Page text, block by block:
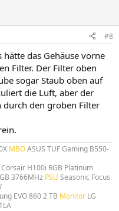
#8
das Gehäuse vorne
Filter. Der Filter oben
sogar Staub oben auf
die Luft, aber der
den groben Filter
MBOASUS TUF Gaming B550-
H100i RGB Platinum
3766MHz PSU Seasonic Focus
EVO 860 2 TB MonitorLG